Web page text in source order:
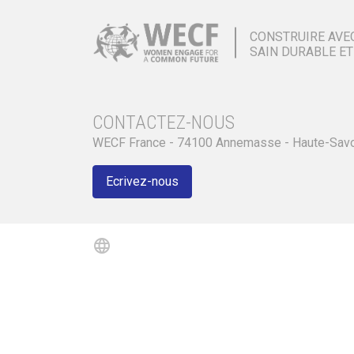
CONSTRUIRE
SAIN DURABLE
CONTACTEZ-NOUS
WECF France - 74100 Annemasse - Haute-
Ecrivez-nous
language